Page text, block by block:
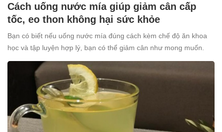
Cách uống nước mía giúp giảm cân cấp
tốc, eo thon không hại sức khỏe
Bạn có biết nếu uống nước mía đúng cách kèm chế độ ăn khoa
học và tập luyện hợp lý, bạn có thể giảm cân như mong muốn.